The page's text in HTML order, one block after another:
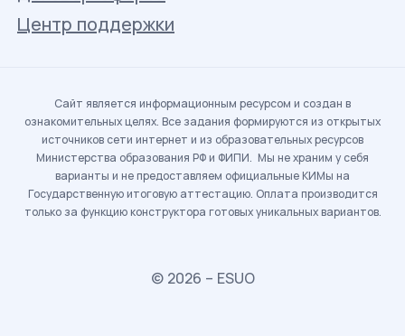
Центр поддержки
Сайт является информационным ресурсом и создан в
ознакомительных целях. Все задания формируются из открытых
источников сети интернет и из образовательных ресурсов
Министерства образования РФ и ФИПИ. Мы не храним у себя
варианты и не предоставляем официальные КИМы на
Государственную итоговую аттестацию. Оплата производится
только за функцию конструктора готовых уникальных вариантов.
© 2026 – ESUO